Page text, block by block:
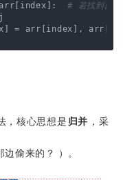
# 若找到比当
= arr[index], arr[i]
，核心思想是 归并 ，采
偷来的？ ）。